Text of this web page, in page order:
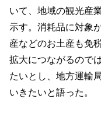
いて、地域の観光産
示す。消耗品に対象
産などのお土産も免
拡大につながるので
たいとし、地方運輸
いきたいと語った。